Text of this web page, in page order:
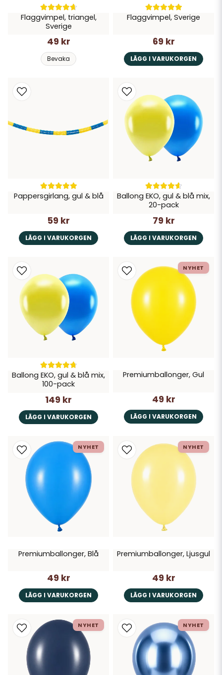
Flaggvimpel, triangel,
Sverige
49 kr
Bevaka
Flaggvimpel, Sverige
69 kr
LÄGG I VARUKORGEN
Pappersgirlang, gul & blå
59 kr
LÄGG I VARUKORGEN
Ballong EKO, gul & blå mix,
20-pack
79 kr
LÄGG I VARUKORGEN
Ballong EKO, gul & blå mix,
100-pack
149 kr
LÄGG I VARUKORGEN
Premiumballonger, Gul
49 kr
LÄGG I VARUKORGEN
NYHET
Premiumballonger, Blå
49 kr
LÄGG I VARUKORGEN
NYHET
Premiumballonger, Ljusgul
49 kr
LÄGG I VARUKORGEN
NYHET
NYHET NYHET